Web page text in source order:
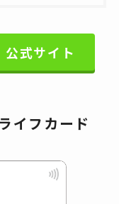
式サイト
イフカード